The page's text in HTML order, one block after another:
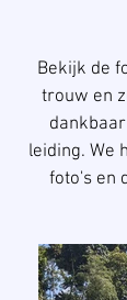
Bekijk de
trouw en
leiding. We
foto's en